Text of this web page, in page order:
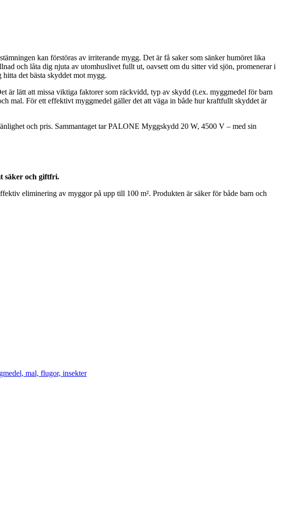
kan förstöras av irriterande mygg. Det är få saker som sänker humöret lika
och låta dig njuta av utomhuslivet fullt ut, oavsett om du sitter vid sjön, promenerar i
det bästa skyddet mot mygg.
är lätt att missa viktiga faktorer som räckvidd, typ av skydd (t.ex. myggmedel för barn
mal. För ett effektivt myggmedel gäller det att väga in både hur kraftfullt skyddet är
och pris. Sammantaget tar PALONE Myggskydd 20 W, 4500 V – med sin
säker och giftfri.
eliminering av myggor på upp till 100 m². Produkten är säker för både barn och
mal, flugor, insekter